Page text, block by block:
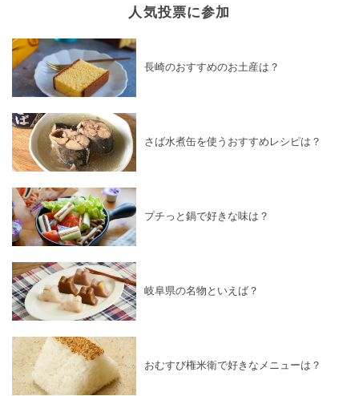
人気投票に参加
長崎のおすすめのお土産は？
さば水煮缶を使うおすすめレシピは？
プチっと鍋で好きな味は？
岐阜県の名物といえば？
おむすび権米衛で好きなメニューは？